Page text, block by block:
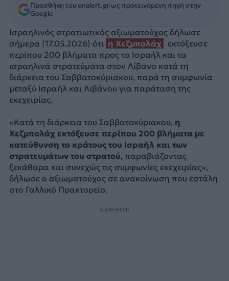
Προσθήκη του onalert.gr ως προτεινόμενη πηγή στην
Google
Ισραηλινός στρατιωτικός αξιωματούχος δήλωσε
σήμερα (17.05.2026) ότι η Χεζμπολάχ
εκτόξευσε
περίπου 200 βλήματα προς το Ισραήλ και τα
ισραηλινά στρατεύματα στον Λίβανο κατά τη
διάρκεια του Σαββατοκύριακου, παρά τη συμφωνία
μεταξύ Ισραήλ και Λιβάνου για παράταση της
εκεχειρίας.
«Κατά τη διάρκεια του Σαββατοκύριακου,η
Χεζμπολάχ εκτόξευσε περίπου 200 βλήματα με
κατεύθυνση το κράτους του Ισραήλ και των
στρατευμάτων του στρατού, παραβιάζοντας
ξεκάθαρα και συνεχώς τις συμφωνίες εκεχειρίας»,
δήλωσε ο αξιωματούχος σε ανακοίνωση που εστάλη
στο Γαλλικό Πρακτορείο.
ΔΙΑΦΗΜΙΣΗ